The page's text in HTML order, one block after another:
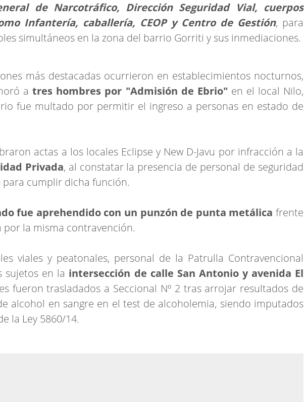
de Narcotráfico, Dirección Seguridad Vial, cuerpos
Infantería, caballería, CEOP y Centro de Gestión, para
simultáneos en la zona del barrio Gorriti y sus inmediaciones.
más destacadas ocurrieron en establecimientos nocturnos,
atres hombres por "Admisión de Ebrio" en el local Nilo,
fue multado por permitir el ingreso a personas en estado de
actas a los locales Eclipse y New D-Javu por infracción a la
Privada, al constatar la presencia de personal de seguridad
cumplir dicha función.
fue aprehendido con un punzón de punta metálica frente
por la misma contravención.
viales y peatonales, personal de la Patrulla Contravencional
sujetos en la intersección de calle San Antonio y avenida El
fueron trasladados a Seccional Nº 2 tras arrojar resultados de
alcohol en sangre en el test de alcoholemia, siendo imputados
la Ley 5860/14.